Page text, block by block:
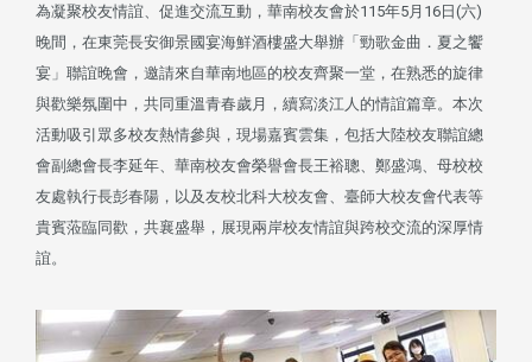
為凝聚校友情誼、促進交流互動，華南校友會於115年5月16日(六)
晚間，在東莞長安御景國宴海鮮酒樓盛大舉辦「勁歌金曲．夏之饗
宴」聯誼晚會，邀請來自華南地區的校友齊聚一堂，在熟悉的旋律
與歡樂氛圍中，共同重溫青春歲月，續寫淡江人的情誼篇章。本次
活動吸引眾多校友熱情參與，現場嘉賓雲集，包括大陸校友聯誼總
會副總會長李延年、華南校友會榮譽會長王裕聰、鄭盛鴻、母校校
友處執行長彭春陽，以及友校北科大校友會、臺師大校友會代表等
貴賓蒞臨同歡，共襄盛舉，展現兩岸校友情誼與跨校交流的深厚情
誼。